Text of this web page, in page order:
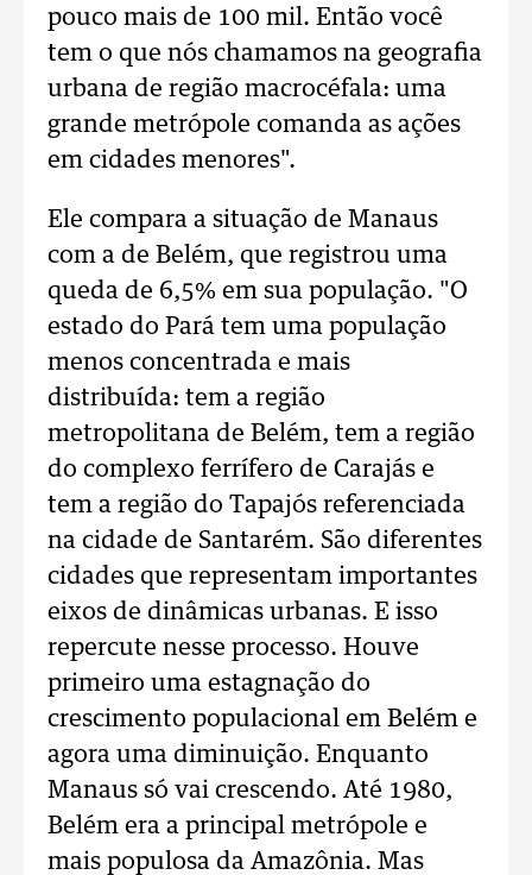
pouco mais de 100 mil. Então você
tem o que nós chamamos na geografia
urbana de região macrocéfala: uma
grande metrópole comanda as ações
em cidades menores".
Ele compara a situação de Manaus
com a de Belém, que registrou uma
queda de 6,5% em sua população. "O
estado do Pará tem uma população
menos concentrada e mais
distribuída: tem a região
metropolitana de Belém, tem a região
do complexo ferrífero de Carajás e
tem a região do Tapajós referenciada
na cidade de Santarém. São diferentes
cidades que representam importantes
eixos de dinâmicas urbanas. E isso
repercute nesse processo. Houve
primeiro uma estagnação do
crescimento populacional em Belém e
agora uma diminuição. Enquanto
Manaus só vai crescendo. Até 1980,
Belém era a principal metrópole e
mais populosa da Amazônia. Mas